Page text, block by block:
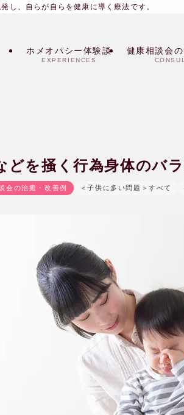
し、自らが自らを健康に導く療法です。
ホメオパシー体験談
EXPERIENCES
健康相談会
どを掻く行為身体のバ
会の治癒・改善例 ＜子供に多い問題＞すべて